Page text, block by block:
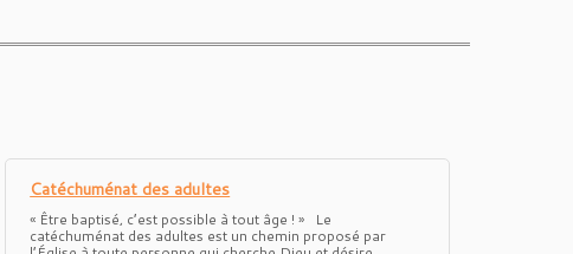
Catéchuménat des adultes
« Être baptisé, c’est possible à tout âge ! » Le
catéchuménat des adultes est un chemin proposé par